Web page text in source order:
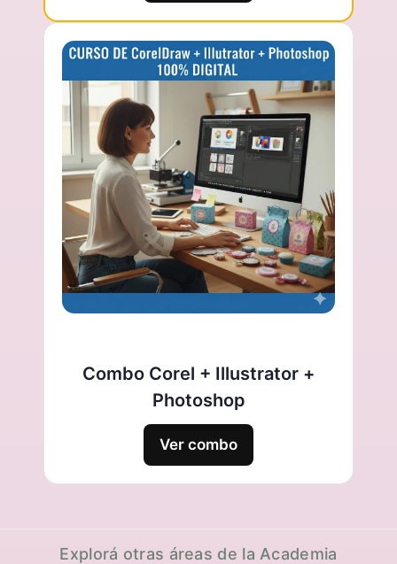
Combo Corel + Illustrator +
Photoshop
Ver combo
Explorá otras áreas de la Academia